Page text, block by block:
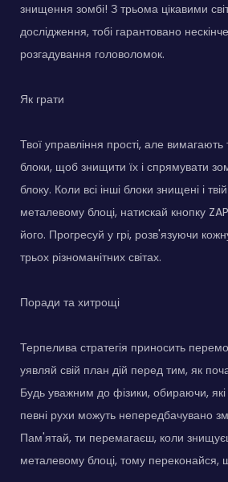
знищення зомбі! З трьома цікавими
дослідження, тобі гарантовано
розгадування головоломок.
Як грати
Твої управління прості, але вимагають
блоки, щоб знищити їх і спрямувати
блоку. Коли всі інші блоки знищені і
металевому блоці, натискай кнопку
його. Прогресуй у грі, розв'язуючи
трьох різноманітних світах.
Поради та хитрощі
Терпелива стратегія приносить
уявляй свій план дій перед тим, як
Будь уважним до фізики, обираючи,
певні рухи можуть непередбачувано
Пам'ятай, ти перемагаєш, коли
металевому блоці, тому переконайся,